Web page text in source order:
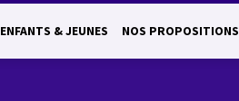
ENFANTS & JEUNES NOS PROPOSITIONS